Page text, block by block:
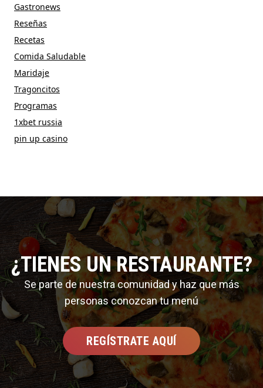
Gastronews
Reseñas
Recetas
Comida Saludable
Maridaje
Tragoncitos
Programas
1xbet russia
pin up casino
¿TIENES UN RESTAURANTE?
Se parte de nuestra comunidad y haz que más
personas conozcan tu menú
REGÍSTRATE AQUÍ